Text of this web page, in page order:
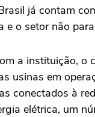
já contam
e o setor não
a instituição, o
usinas em
conectados à
elétrica, um